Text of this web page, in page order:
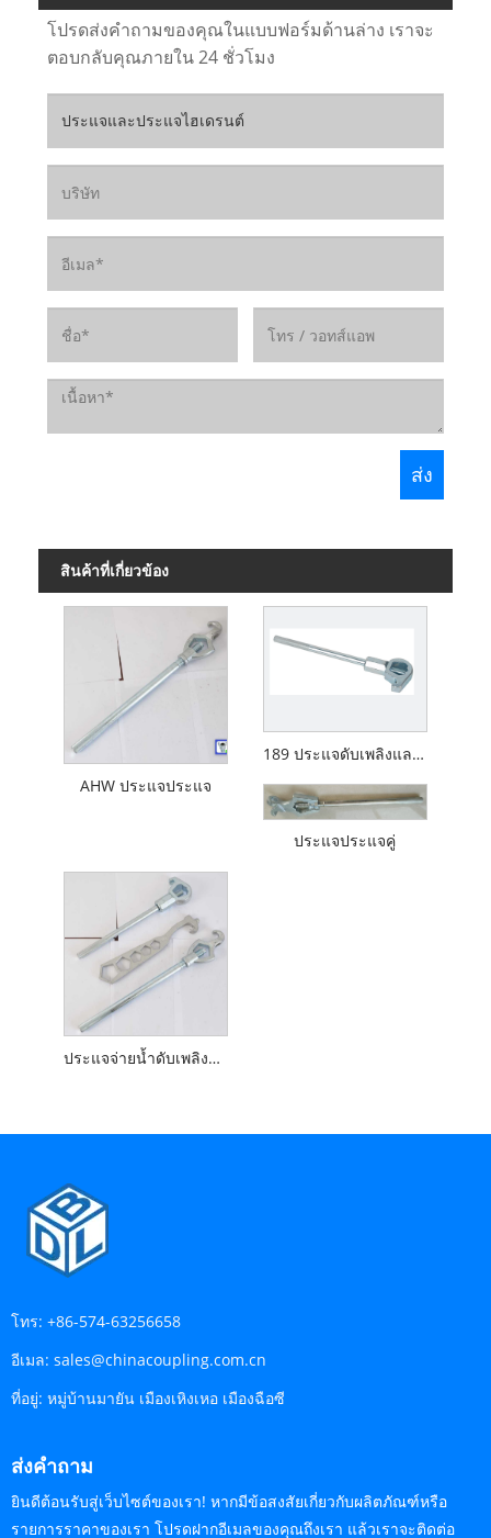
โปรดส่งคำถามของคุณในแบบฟอร์มด้านล่าง เราจะ
ตอบกลับคุณภายใน 24 ชั่วโมง
สินค้าที่เกี่ยวข้อง
AHW ประแจประแจ
189 ประแจดับเพลิงและประแจไฮเดรนต์
ประแจประแจคู่
ประแจจ่ายน้ำดับเพลิงชนิดอเมริกัน
โทร: +86-574-63256658
อีเมล: sales@chinacoupling.com.cn
ที่อยู่: หมู่บ้านมายัน เมืองเหิงเหอ เมืองฉือซี
ส่งคำถาม
ยินดีต้อนรับสู่เว็บไซต์ของเรา! หากมีข้อสงสัยเกี่ยวกับผลิตภัณฑ์หรือ
รายการราคาของเรา โปรดฝากอีเมลของคุณถึงเรา แล้วเราจะติดต่อ